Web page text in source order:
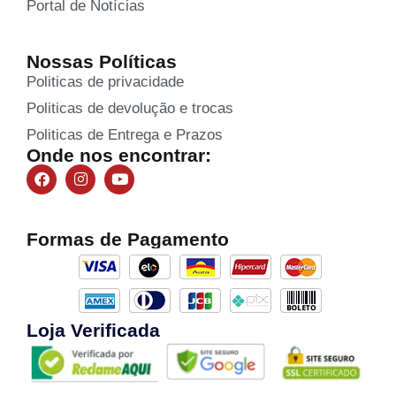
Portal de Notícias
Nossas Políticas
Politicas de privacidade
Politicas de devolução e trocas
Politicas de Entrega e Prazos
Onde nos encontrar:
Formas de Pagamento
Loja Verificada